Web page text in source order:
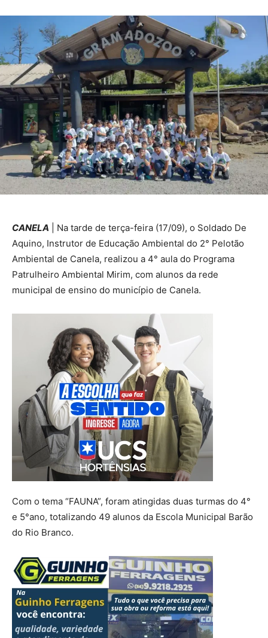
CANELA | Na tarde de terça-feira (17/09), o Soldado De
Aquino, Instrutor de Educação Ambiental do 2° Pelotão
Ambiental de Canela, realizou a 4° aula do Programa
Patrulheiro Ambiental Mirim, com alunos da rede
municipal de ensino do município de Canela.
Com o tema “FAUNA”, foram atingidas duas turmas do 4°
e 5°ano, totalizando 49 alunos da Escola Municipal Barão
do Rio Branco.